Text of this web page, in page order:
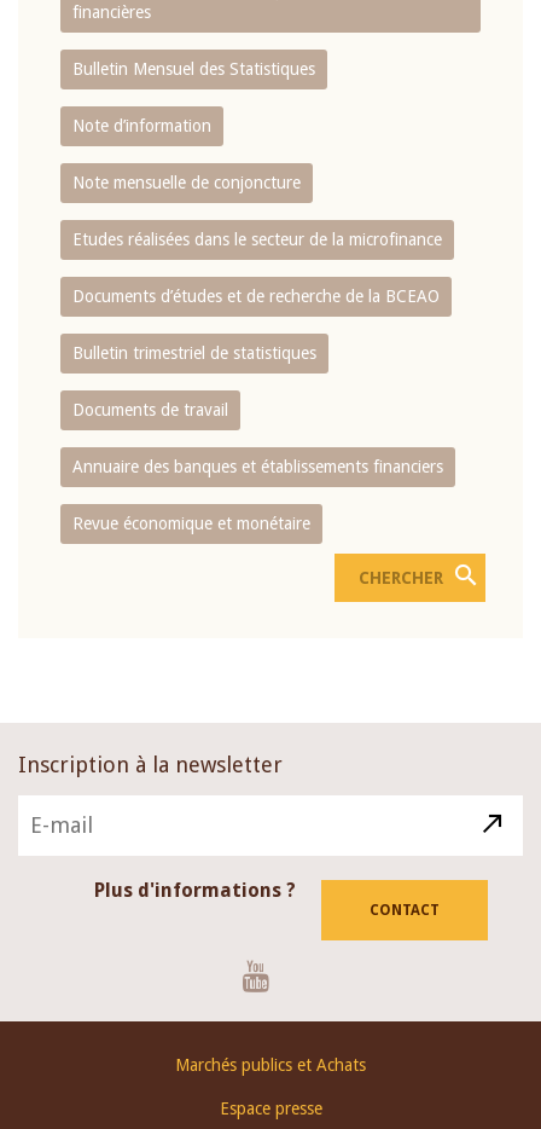
financières
Bulletin Mensuel des Statistiques
Note d’information
Note mensuelle de conjoncture
Etudes réalisées dans le secteur de la microfinance
Documents d’études et de recherche de la BCEAO
Bulletin trimestriel de statistiques
Documents de travail
Annuaire des banques et établissements financiers
Revue économique et monétaire
Inscription à la newsletter
Plus d'informations ?
CONTACT
Marchés publics et Achats
Espace presse